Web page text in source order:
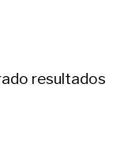
resultados